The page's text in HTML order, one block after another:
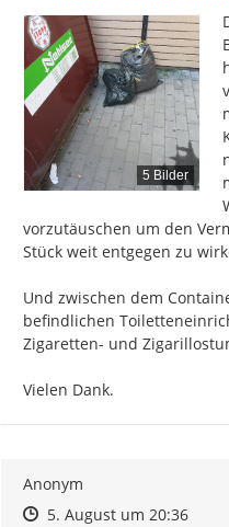
5 Bilder
vorzutäuschen um den
Stück weit entgegen zu
Und zwischen dem
befindlichen
Zigaretten- und
Vielen Dank.
Anonym
Zeitpunkt des Erstellens
Zeitpunkt des Erstellens
5. August um 20:36Zur